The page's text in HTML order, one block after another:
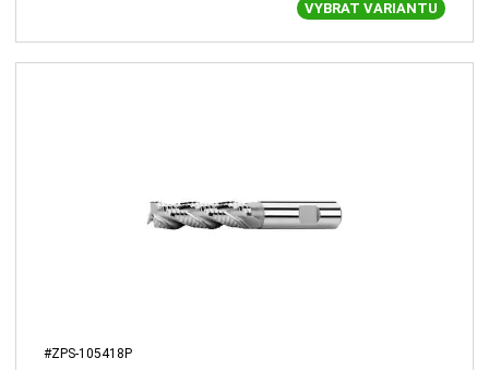
VYBRAT VARIANTU
#ZPS-105418P